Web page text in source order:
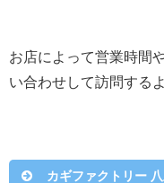
お店によって営業時間
い合わせして訪問する
カギファクトリー